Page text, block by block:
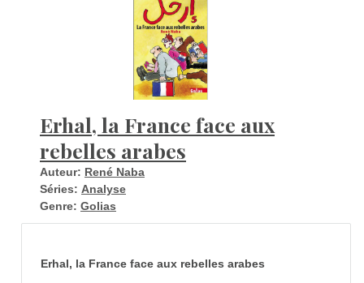
Erhal, la France face aux
rebelles arabes
Auteur: René Naba
Séries: Analyse
Genre: Golias
Erhal, la France face aux rebelles arabes